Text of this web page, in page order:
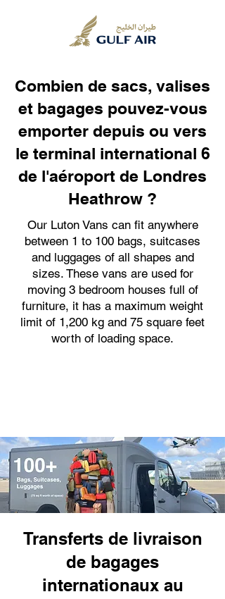
Combien de sacs, valises
et bagages pouvez-vous
emporter depuis ou vers
le terminal international 6
de l'aéroport de Londres
Heathrow ?
Our Luton Vans can fit anywhere
between 1 to 100 bags, suitcases
and luggages of all shapes and
sizes. These vans are used for
moving 3 bedroom houses full of
furniture, it has a maximum weight
limit of 1,200 kg and 75 square feet
worth of loading space.
Transferts de livraison
de bagages
internationaux au